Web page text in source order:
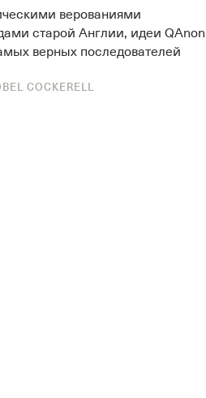
верованиями
старой Англии, идеи QAnon
верных последователей
COCKERELL